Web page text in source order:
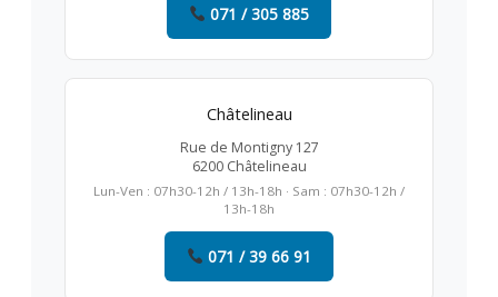
071 / 305 885
Châtelineau
Rue de Montigny 127
6200 Châtelineau
Lun-Ven : 07h30-12h / 13h-18h · Sam : 07h30-12h /
13h-18h
071 / 39 66 91